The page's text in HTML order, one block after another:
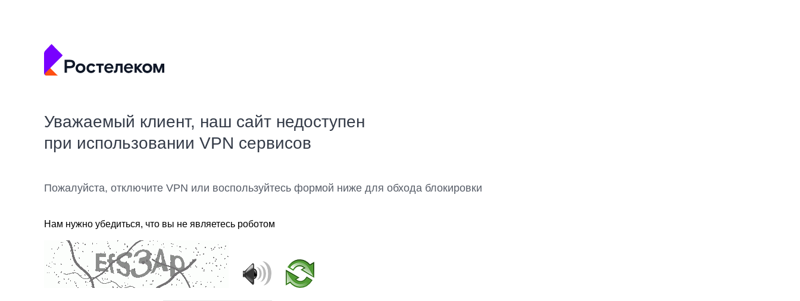
Уважаемый клиент, наш сайт недоступен
при использовании VPN сервисов
Пожалуйста, отключите VPN или воспользуйтесь формой ниже для обхода блокировки
Нам нужно убедиться, что вы не являетесь роботом